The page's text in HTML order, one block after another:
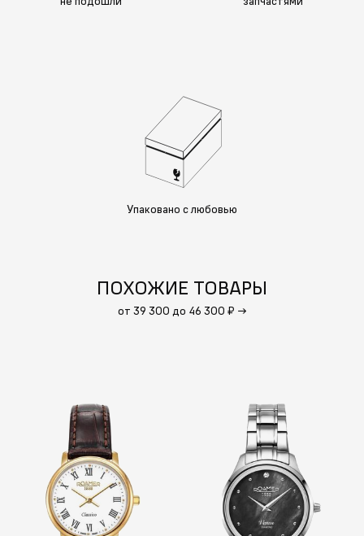
Упаковано с любовью
ПОХОЖИЕ ТОВАРЫ
от 39 300 до 46 300 ₽ →